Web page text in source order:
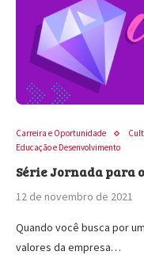
Carreira e Oportunidade
Educação e Desenvolvimento
Série Jornada para
12 de novembro de 2021
Quando você busca por
valores da empresa…